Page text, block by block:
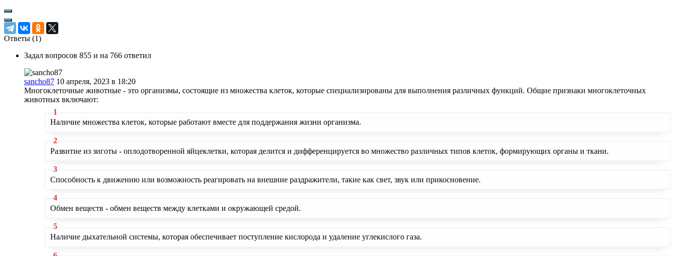
Ответы (1)
Задал вопросов 855 и на 766 ответил
sancho87 10 апреля, 2023 в 18:20
Многоклеточные животные - это организмы, состоящие из множества клеток, которые специализированы для выполнения различных функций. Общие признаки многоклеточных
животных включают:
Наличие множества клеток, которые работают вместе для поддержания жизни организма.
Развитие из зиготы - оплодотворенной яйцеклетки, которая делится и дифференцируется во множество различных типов клеток, формирующих органы и ткани.
Способность к движению или возможность реагировать на внешние раздражители, такие как свет, звук или прикосновение.
Обмен веществ - обмен веществ между клетками и окружающей средой.
Наличие дыхательной системы, которая обеспечивает поступление кислорода и удаление углекислого газа.